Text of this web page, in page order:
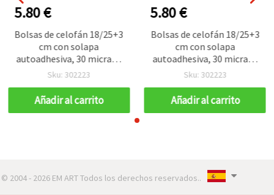
5.80 €
Bolsas de celofán 18/25+3
cm con solapa
autoadhesiva, 30 micras -
Pack de 200 unidades
Sku: 302223
Añadir al carrito
5.80 €
Bolsas de celofán 18/25+3
cm con solapa
autoadhesiva, 30 micras -
Pack de 200 unidades
Sku: 302223
Añadir al carrito
© 2004 - 2026 EM ART Todos los derechos reservados..